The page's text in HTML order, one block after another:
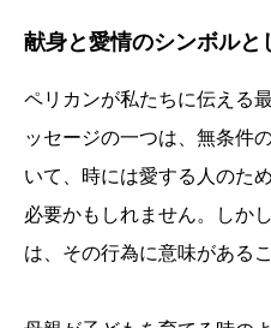
献身と愛情のシンボルと
ペリカンが私たちに伝える
ッセージの一つは、無条件
いて、時には愛する人のた
必要かもしれません。しか
は、その行為に意味がある